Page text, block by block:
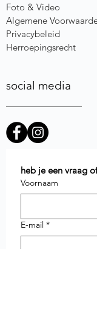
Foto & Video
Algemene
Privacybeleid
Herroepingsrecht
social media
heb je een vraag
Voornaam
E-mail *